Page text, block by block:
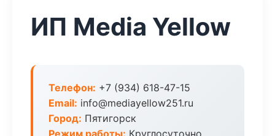
ИП Media Yellow
Телефон: +7 (934) 618-47-15
Email: info@mediayellow251.ru
Город: Пятигорск
Режим работы: Круглосуточно